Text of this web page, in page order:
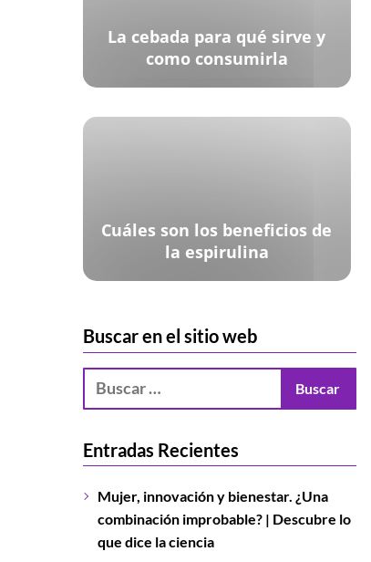
La cebada para qué sirve y
como consumirla
Cuáles son los beneficios de
la espirulina
Buscar en el sitio web
Entradas Recientes
Mujer, innovación y bienestar. ¿Una
combinación improbable? | Descubre lo
que dice la ciencia